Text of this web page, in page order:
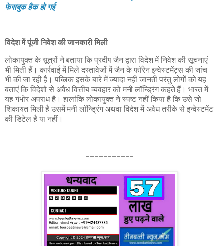
फेसबुक हैक हो गई
विदेश में पूंजी निवेश की जानकारी मिली
लोकायुक्त के सूत्रों ने बताया कि प्रदीप जैन द्वारा विदेश में निवेश की सूचनाएं
भी मिली हैं। कार्रवाई में मिले दस्तावेजों में जैन के फाॅरेन इन्वेस्टमेंट्स की जांच
भी की जा रही है। पब्लिक इसके बारे में ज्यादा नहीं जानती परंतु लोगों को यह
बताएं कि विदेशों से अवैध वित्तीय व्यवहार को मनी लॉन्ड्रिंग कहते हैं। भारत में
यह गंभीर अपराध है। हालांकि लोकायुक्त ने स्पष्ट नहीं किया है कि उसे जो
शिकायत मिली है उसमें मनी लॉन्ड्रिंग अथवा विदेश में अवैध तरीके से इन्वेस्टमेंट
की डिटेल है या नहीं।